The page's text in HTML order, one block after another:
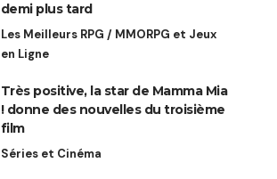
demi plus tard
Les Meilleurs RPG / MMORPG et Jeux
en Ligne
Très positive, la star de Mamma Mia
! donne des nouvelles du troisième
film
Séries et Cinéma